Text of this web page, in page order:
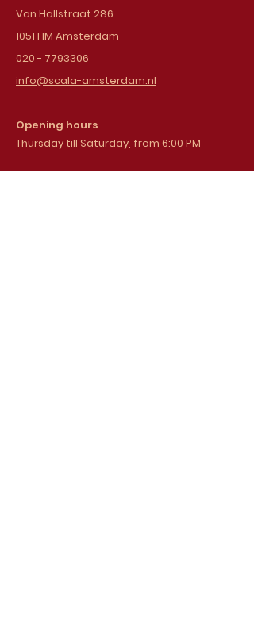
Van Hallstraat 286
1051 HM Amsterdam
020 - 7793306
info@scala-amsterdam.nl
Opening hours
Thursday till Saturday, from 6:00 PM